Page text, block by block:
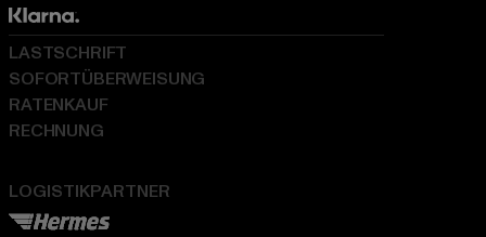
LOGISTIKPARTNER
LASTSCHRIFT
SOFORTÜBERWEISUNG
RATENKAUF
RECHNUNG